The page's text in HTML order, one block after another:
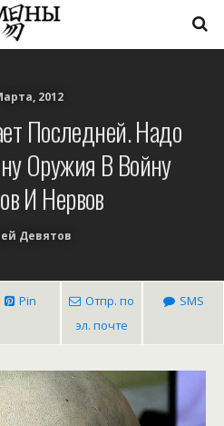
2012
Последней. Надо
Оружия В Войну
И Нервов
Девятов
Pin
Отпр. по
эл. почте
SMS